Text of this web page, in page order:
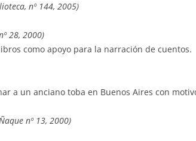
nº 144, 2005)
28, 2000)
como apoyo para la narración de cuentos.
a un anciano toba en Buenos Aires con
nº 13, 2000)